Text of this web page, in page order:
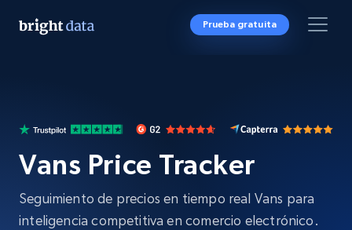
Prueba gratuita
Vans Price Tracker
Seguimiento de precios en tiempo real Vans para
inteligencia competitiva en comercio electrónico.